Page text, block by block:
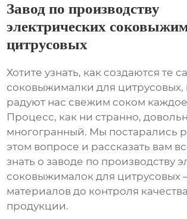
Завод по производству
электрических
цитрусовых
Хотите узнать, как создаются те
соковыжималки для цитрусовых,
радуют нас свежим соком каждое
Процесс, как ни странно,
многогранный. Мы постарались
этом вопросе и рассказать вам
знать озаводе по производству
соковыжималок для цитрусовых
материалов до контроля
продукции.